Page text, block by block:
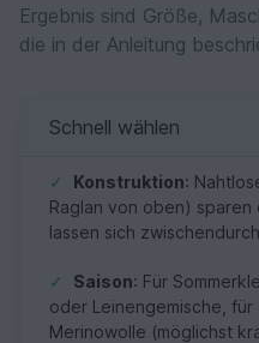
Ergebnis sind Größe,
die in der Anleitung
Schnell wählen
✓ Konstruktion:
Raglan von oben) sparen
lassen sich
✓ Saison: Für
oder Leinengemische,
Merinowolle (möglichst